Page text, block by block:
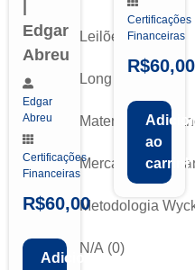
Leilões(0)
Long & Short (0
Matemática
Mercado
Metodologia
N/A (0)
Edgar
Abreu
Edgar
Abreu
Certificações
Financeiras
R$60,00
Adicionar
Certificações
Financeiras
R$60,00
ao